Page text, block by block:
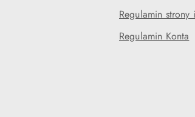
Regulamin strony
Regulamin Konta